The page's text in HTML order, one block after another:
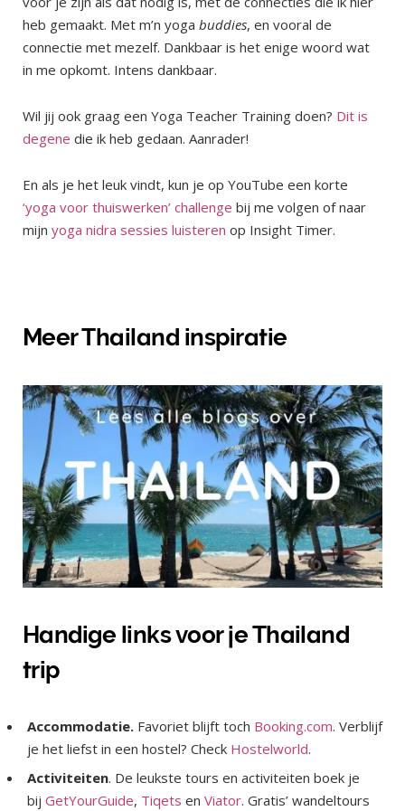
heb gemaakt. Met m’n yoga buddies, en vooral de
connectie met mezelf. Dankbaar is het enige woord wat
in me opkomt. Intens dankbaar.
Wil jij ook graag een Yoga Teacher Training doen? Dit is
degene die ik heb gedaan. Aanrader!
En als je het leuk vindt, kun je op YouTube een korte
‘yoga voor thuiswerken’ challenge bij me volgen of naar
mijn yoga nidra sessies luisteren op Insight Timer.
Meer Thailand inspiratie
Handige links voor je Thailand
trip
Accommodatie. Favoriet blijft toch Booking.com. Verblijf
je het liefst in een hostel? Check Hostelworld.
Activiteiten. De leukste tours en activiteiten boek je
bij GetYourGuide, Tiqets en Viator. Gratis’ wandeltours